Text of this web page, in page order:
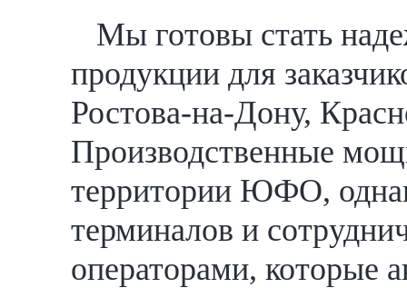
Мы готовы стать
продукции для
Ростова-на-Дону,
Производственные
территории ЮФО,
терминалов и
операторами, которые